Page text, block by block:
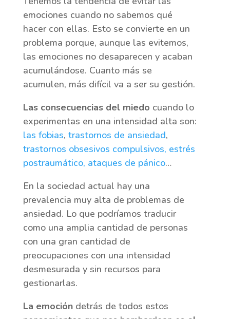
emociones cuando no sabemos qué
hacer con ellas. Esto se convierte en un
problema porque, aunque las evitemos,
las emociones no desaparecen y acaban
acumulándose. Cuanto más se
acumulen, más difícil va a ser su gestión.
Las consecuencias del miedo cuando lo
experimentas en una intensidad alta son:
las fobias, trastornos de ansiedad,
trastornos obsesivos compulsivos, estrés
postraumático, ataques de pánico…
En la sociedad actual hay una
prevalencia muy alta de problemas de
ansiedad. Lo que podríamos traducir
como una amplia cantidad de personas
con una gran cantidad de
preocupaciones con una intensidad
desmesurada y sin recursos para
gestionarlas.
La emoción detrás de todos estos